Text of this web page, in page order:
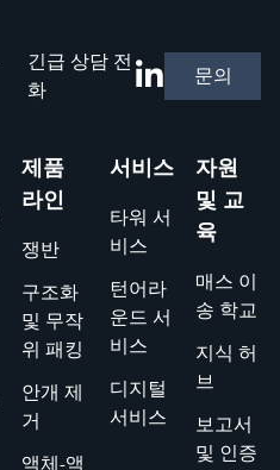
데이트 의
꾸준한 흐
긴급 상담 전
화
문의
제품
라인
쟁반
구조화
및 무작
위 패킹
안개 제
거
액체-액
서비스
타워 서
비스
턴어라
운드 서
비스
디지털
서비스
자원
및 교
육
매스 이
송 학교
지식 허
브
보고서
및 인증